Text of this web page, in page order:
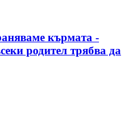
кърмата -
родител трябва да